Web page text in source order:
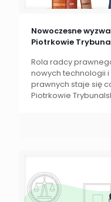
Nowoczesne
Piotrkowie
Rola radcy
nowych technologii
prawnych staje się
Piotrkowie